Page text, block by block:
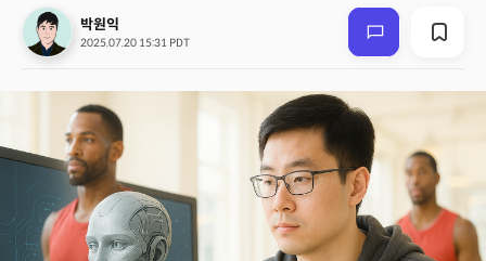
박원익
2025.07.20 15:31 PDT